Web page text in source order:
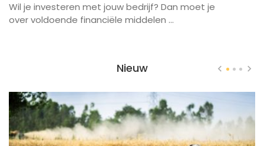
Wil je investeren met jouw bedrijf? Dan moet je
over voldoende financiële middelen ...
Nieuw